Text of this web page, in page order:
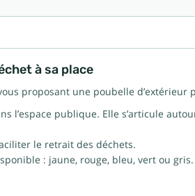
à sa place
proposant une poubelle
publique. Elle s’articule
le retrait des déchets.
: jaune, rouge, bleu, vert ou